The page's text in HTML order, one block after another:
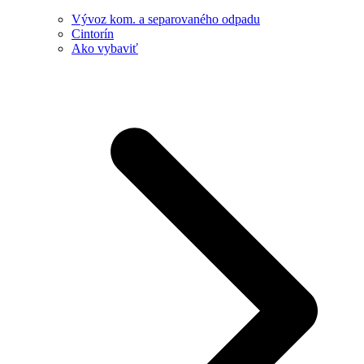
Vývoz kom. a separovaného odpadu
Cintorín
Ako vybaviť